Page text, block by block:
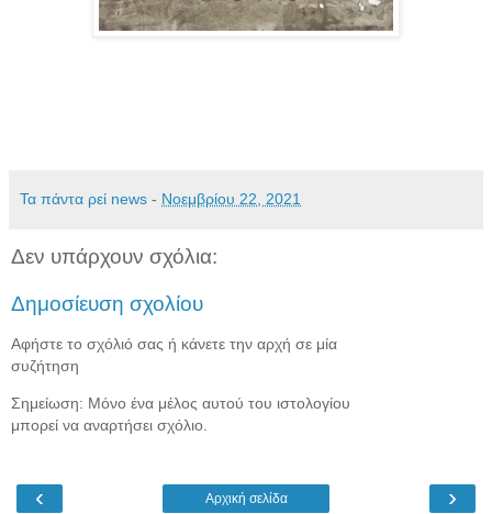
Τα πάντα ρεί news - Νοεμβρίου 22, 2021
Δεν υπάρχουν σχόλια:
Δημοσίευση σχολίου
Αφήστε το σχόλιό σας ή κάνετε την αρχή σε μία
συζήτηση
Σημείωση: Μόνο ένα μέλος αυτού του ιστολογίου
μπορεί να αναρτήσει σχόλιο.
‹ ›
Αρχική σελίδα